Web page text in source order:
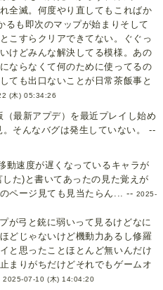
全滅。何度やり直してもこればか
るも即次のマップが始まりそして
こすらクリアできてない。ぐぐっ
けどみんな解決してる模様。あの
ならなくて何のために使ってるの
ても出口ないことが日常茶飯事と
(木) 05:34:26
最新アプデ）を最近プレイし始め
そんなバグは発生していない。 --
動速度が遅くなっているキャラが
た)と書いてあったの見た覚えが
ページ見ても見当たらん... -- 2025-
が弓と銃に弱いって見るけどなに
どじゃないけど機動力あるし修羅
と思ったことほとんど無いんだけ
まりがちだけどそれでもゲームオ
2025-07-10 (木) 14:04:20